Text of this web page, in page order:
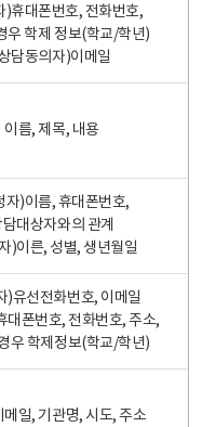
)휴대폰번호, 전화번호,
우 학제 정보(학교/학년)
담동의자)이메일
이름, 제목, 내용
자)이름, 휴대폰번호,
대상자와의 관계
)이른, 성별, 생년월일
)유선전화번호, 이메일
대폰번호, 전화번호, 주소,
우 학제정보(학교/학년)
메일, 기관명, 시도, 주소